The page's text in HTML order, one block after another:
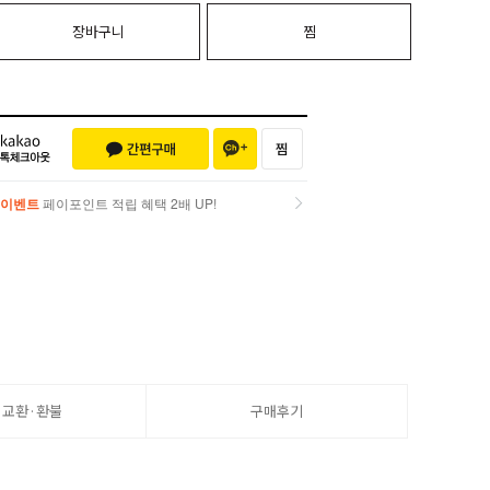
장바구니 찜
이벤트 페이포인트 적립 혜택 2배 UP!
환·환불 구매후기